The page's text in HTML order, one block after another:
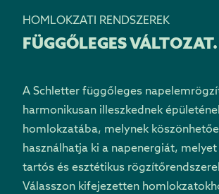
HOMLOKZATI RENDSZEREK
FÜGGŐLEGES VÁLTOZAT.
A Schletter függőleges
harmonikusan illeszkednek
homlokzatába, melynek
használhatja ki a napenergiát,
tartós és esztétikus
Válasszon kifejezetten